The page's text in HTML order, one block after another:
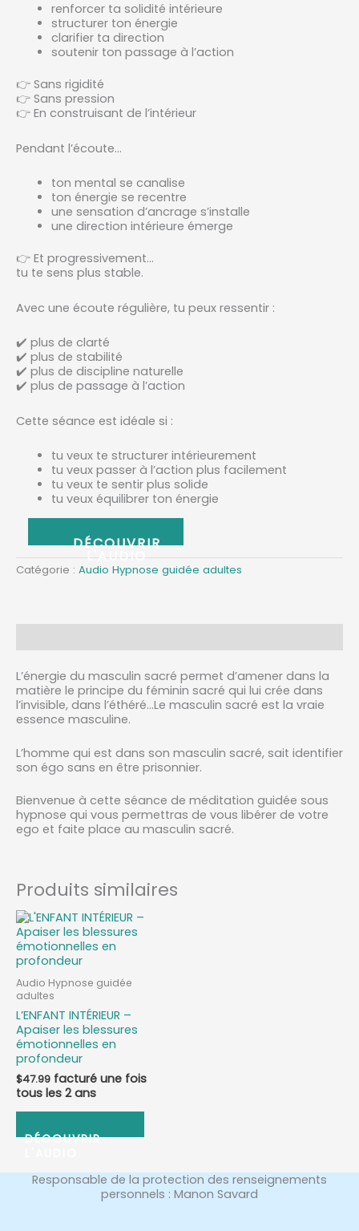
renforcer ta solidité intérieure
structurer ton énergie
clarifier ta direction
soutenir ton passage à l’action
👉 Sans rigidité
👉 Sans pression
👉 En construisant de l’intérieur
Pendant l’écoute…
ton mental se canalise
ton énergie se recentre
une sensation d’ancrage s’installe
une direction intérieure émerge
👉 Et progressivement…
tu te sens plus stable.
Avec une écoute régulière, tu peux ressentir :
✔️ plus de clarté
✔️ plus de stabilité
✔️ plus de discipline naturelle
✔️ plus de passage à l’action
Cette séance est idéale si :
tu veux te structurer intérieurement
tu veux passer à l’action plus facilement
tu veux te sentir plus solide
tu veux équilibrer ton énergie
ABONNEZ-VOUS
Catégorie : Audio Hypnose guidée adultes
L’énergie du masculin sacré permet d’amener dans la
matière le principe du féminin sacré qui lui crée dans
l’invisible, dans l’éthéré…Le masculin sacré est la vraie
essence masculine.
L’homme qui est dans son masculin sacré, sait identifier
son égo sans en être prisonnier.
Bienvenue à cette séance de méditation guidée sous
hypnose qui vous permettras de vous libérer de votre
ego et faite place au masculin sacré.
Produits similaires
Audio Hypnose guidée
adultes
L’ENFANT INTÉRIEUR –
Apaiser les blessures
émotionnelles en
profondeur
$47.99
Responsable de la protection des renseignements
personnels : Manon Savard